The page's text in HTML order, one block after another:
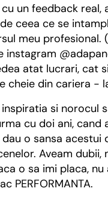
un feedback real,
ceea ce se
meu profesional.
instagram
atat lucrari, cat
cheie din cariera -
si norocul
cu doi ani, cand
o sansa acestui
Aveam dubii,
o sa imi placa, nu
PERFORMANTA.